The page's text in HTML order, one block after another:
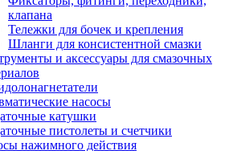
клапана
Тележки для бочек и крепления
Шланги для консистентной смазки
и аксессуары для смазочных
насосы
катушки
пистолеты и счетчики
нажимного действия